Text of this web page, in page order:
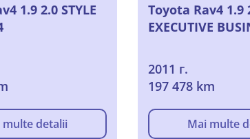
1.9 2.0 STYLE
multe detalii
Toyota Rav4 1.9
EXECUTIVE
2011 г.
197 478 km
Mai multe